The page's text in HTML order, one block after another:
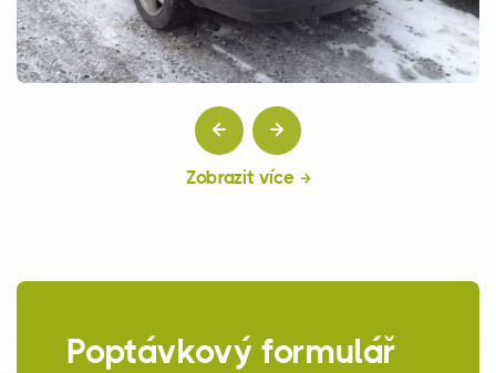
Zobrazit více
Poptávkový formulář